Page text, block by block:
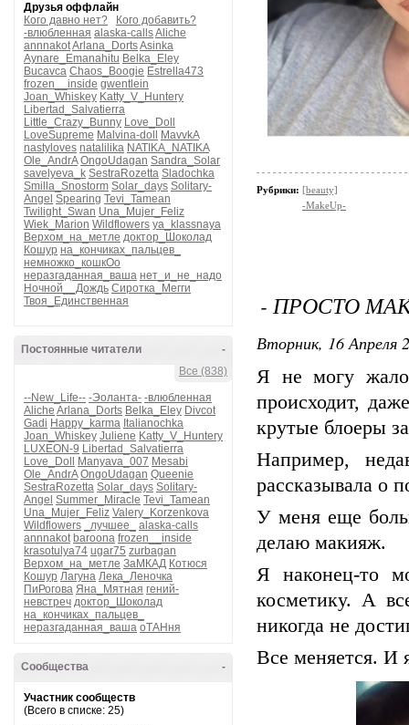
Друзья оффлайн
Кого давно нет?
Кого добавить?
-влюбленная alaska-callsAliche
annnakotArlana_DortsAsinka
Aynare_Emanahitu Belka_Eley
Bucavca Chaos_Boogie Estrella473
frozen__inside gwentlein
Joan_Whiskey Katty_V_Huntery
Libertad_Salvatierra
Little_Crazy_Bunny Love_Doll
LoveSupreme Malvina-doll
MavvkA
nastyloves natalilika NATIKA_NATIKA
Ole_AndrA OngoUdagan Sandra_Solar
savelyeva_k SestraRozetta Sladochka
Smilla_Snostorm Solar_days Solitary-
Angel Spearing Tevi_Tamean
Twilight_Swan Una_Mujer_Feliz
Wiek_Marion Wildflowers ya_klassnaya
Верхом_на_метле доктор_Шоколад
Кошур на_кончиках_пальцев_
немножко_кошкОо
неразгаданная_ваша нет_и_не_надо
Ночной__Дождь Сиротка_Мегги
Твоя_Единственная
-
Постоянные читатели
Все (838)
--New_Life-- -Эоланта- -влюбленная
Aliche Arlana_Dorts Belka_Eley Divcot
Gadi Happy_karma Italianochka
Joan_Whiskey Juliene Katty_V_Huntery
LUXEON-9 Libertad_Salvatierra
Love_Doll
Manyava_007 Mesabi
Ole_AndrA OngoUdagan Queenie
SestraRozetta Solar_days Solitary-
Angel Summer_Miracle Tevi_Tamean
Una_Mujer_Feliz Valery_Korzenkova
Wildflowers
_лучшее_
alaska-calls
annnakot baroona frozen__inside
krasotulya74 ugar75 zurbagan
Верхом_на_метле ЗаМКАД Котюся
Кошур Лагуна Лека_Леночка
ПиРогова Яна_Мятная гений-
невстреч доктор_Шоколад
на_кончиках_пальцев_
неразгаданная_ваша оТАНня
-
Сообщества
Участник сообществ
(Всего в списке: 25)
Рубрики: [beauty]
-MakeUp-
- ПРОСТО
Вторник, 16 Апреля
Я не могу
происходит,
крутые блоеры
Например,
рассказывала о
У меня еще
делаю макияж.
Я наконец-то
косметику. А
никогда не
Все меняется. И